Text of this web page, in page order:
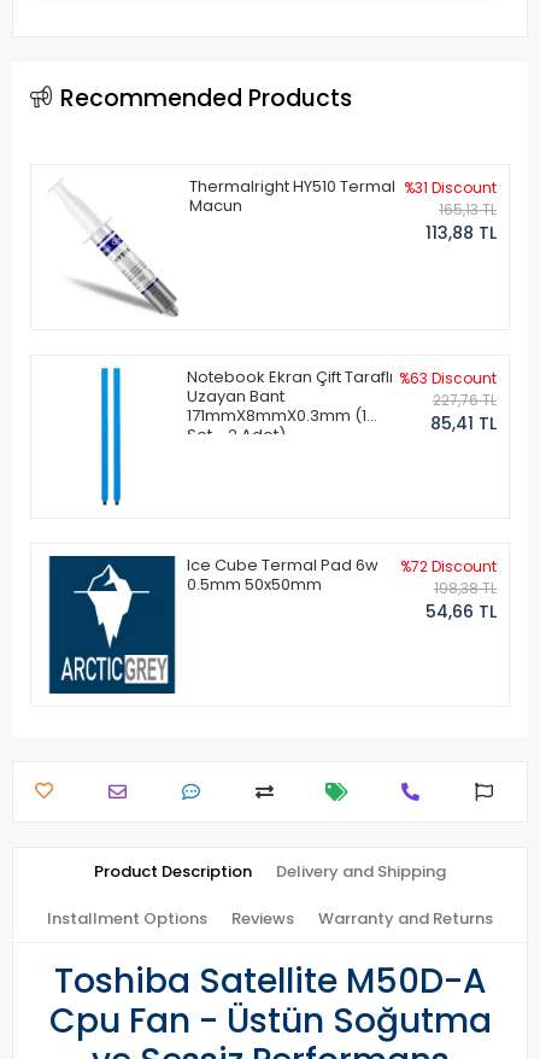
Recommended Products
Thermalright HY510 Termal
Macun
%31 Discount
165,13 TL
113,88 TL
Notebook Ekran Çift Taraflı
Uzayan Bant
171mmX8mmX0.3mm (1
Set - 2 Adet)
%63 Discount
227,76 TL
85,41 TL
Ice Cube Termal Pad 6w
0.5mm 50x50mm
%72 Discount
198,38 TL
54,66 TL
Product Description Delivery and Shipping
Installment Options Reviews Warranty and Returns
Toshiba Satellite M50D-A
Cpu Fan - Üstün Soğutma